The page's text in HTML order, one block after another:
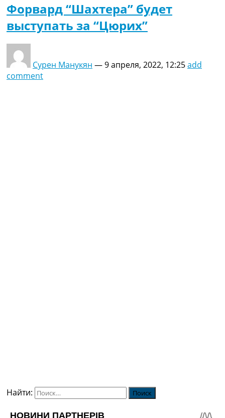
Форвард “Шахтера” будет
выступать за “Цюрих”
Сурен Манукян —9 апреля, 2022, 12:25add
comment
Найти: